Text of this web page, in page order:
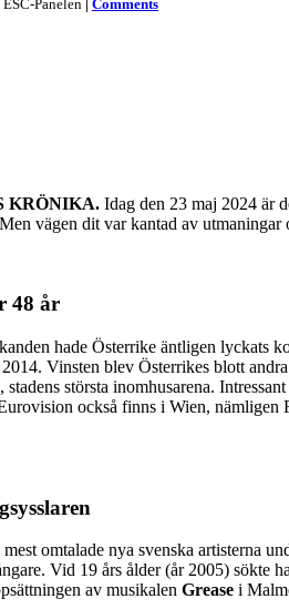
ESC-Panelen | Comments
KRÖNIKA. Idag den 23 maj 2024 är
vägen dit var kantad av utmaningar
48 år
hade Österrike äntligen lyckats
Vinsten blev Österrikes blott
största inomhusarena.
också finns i Wien,
mest omtalade nya svenska artisterna
Vid 19 års ålder (år 2005) sökte
av musikalen Grease i